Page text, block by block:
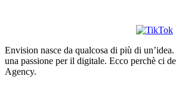
Envision nasce da qualcosa di più di
una passione per il digitale. Ecco perchè ci
Agency.